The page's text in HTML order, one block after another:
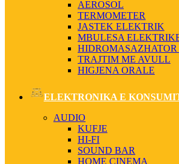
AEROSOL
TERMOMETER
JASTEK ELEKTRIK
MBULESA
TRAJTIM ME AVULL
HIGJENA ORALE
ELEKTRONIKA E
AUDIO
KUFJE
HI-FI
SOUND BAR
HOME CINEMA